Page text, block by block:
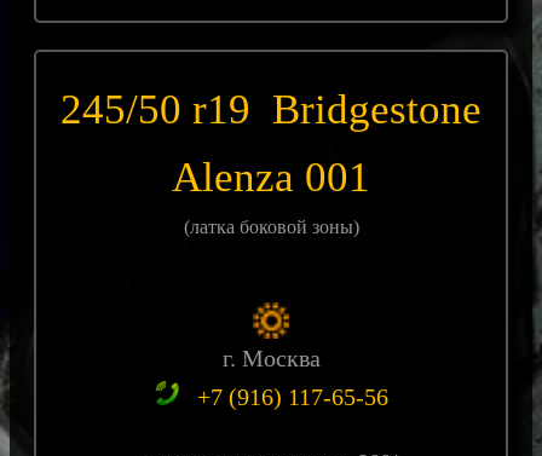
245/50 r19 Bridgestone
Alenza 001
(латка боковой зоны)
г. Москва
+7 (916) 117-65-56